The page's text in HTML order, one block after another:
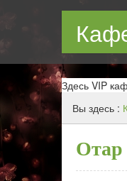
Бар в
Здесь VIP
Вы здесь :
Отар